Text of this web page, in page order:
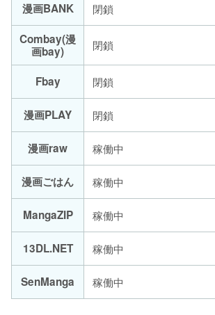
漫画BANK
閉鎖
Combay(漫
画bay)
閉鎖
Fbay 閉鎖
漫画PLAY 閉鎖
漫画raw 稼働中
漫画ごはん 稼働中
MangaZIP 稼働中
13DL.NET 稼働中
SenManga 稼働中